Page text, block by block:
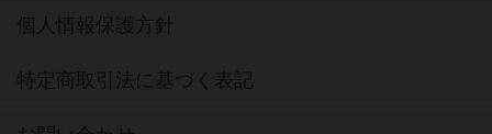
個人情報保護方針
特定商取引法に基づく表記